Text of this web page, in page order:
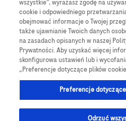
Poznaj
Witamy w aplikacji
użytkowników na całym
wszystkie”, wyrażasz zgodę na
cookie i odpowiedniego
obejmować informacje o Twojej
także ujawnianie Twoich danych
na zasadach opisanych w naszej
Prywatności. Aby uzyskać więcej
skonfigurowa ustawień lub i
„Preferencje dotyczące plików
Preferencje
Odrzuć